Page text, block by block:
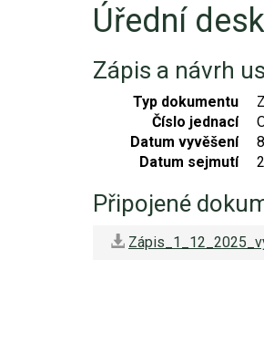
Úřední
Zápis a návrh
Typ dokumentu
Číslo jednací
Datum vyvěšení
Datum sejmutí
Připojené
Video - průlet dronem
Poruchy, omezení
Mapové služby
Nabídka práce
Smuteční oznámení